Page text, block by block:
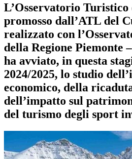
L’Osservatorio Turistico
promosso dall’ATL del
realizzato con
della Regione Piemonte
ha avviato, in questa
2024/2025, lo studio
economico, della
dell’impatto sul
del turismo degli sport